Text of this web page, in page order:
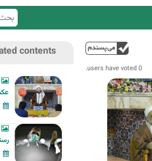
ا
س
ب
ح
0 users have voted.
contents